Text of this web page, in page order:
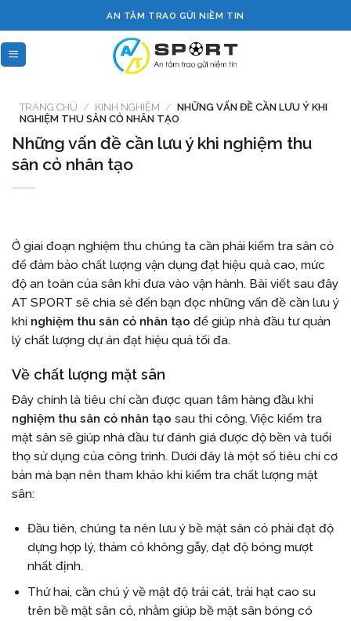
to
content
AN TÂM TRAO GỬI NIỀM TIN
TRANG CHỦ / KINH NGHIỆM / NHỮNG VẤN ĐỀ CẦN LƯU Ý KHI
NGHIỆM THU SÂN CỎ NHÂN TẠO
Những vấn đề cần lưu ý khi nghiệm thu
sân cỏ nhân tạo
Ở giai đoạn nghiệm thu chúng ta cần phải kiểm tra sân cỏ
để đảm bảo chất lượng vận dụng đạt hiệu quả cao, mức
độ an toàn của sân khi đưa vào vận hành. Bài viết sau đây
AT SPORT sẽ chia sẻ đến bạn đọc những vấn đề cần lưu ý
khi nghiệm thu sân cỏ nhân tạo để giúp nhà đầu tư quản
lý chất lượng dự án đạt hiệu quả tối đa.
Về chất lượng mặt sân
Đây chính là tiêu chí cần được quan tâm hàng đầu khi
nghiệm thu sân cỏ nhân tạo sau thi công. Việc kiểm tra
mặt sân sẽ giúp nhà đầu tư đánh giá được độ bền và tuổi
thọ sử dụng của công trình. Dưới đây là một số tiêu chí cơ
bản mà bạn nên tham khảo khi kiểm tra chất lượng mặt
sân:
Đầu tiên, chúng ta nên lưu ý bề mặt sân cỏ phải đạt độ
dựng hợp lý, thảm cỏ không gẫy, đạt độ bóng mượt
nhất định.
Thứ hai, cần chú ý về mật độ trải cát, trải hạt cao su
trên bề mặt sân cỏ, nhằm giúp bề mặt sân bóng có